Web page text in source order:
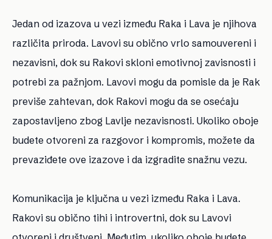
Jedan od izazova u vezi između Raka i Lava je njihova
različita priroda. Lavovi su obično vrlo samouvereni i
nezavisni, dok su Rakovi skloni emotivnoj zavisnosti i
potrebi za pažnjom. Lavovi mogu da pomisle da je Rak
previše zahtevan, dok Rakovi mogu da se osećaju
zapostavljeno zbog Lavlje nezavisnosti. Ukoliko oboje
budete otvoreni za razgovor i kompromis, možete da
prevaziđete ove izazove i da izgradite snažnu vezu.
Komunikacija je ključna u vezi između Raka i Lava.
Rakovi su obično tihi i introvertni, dok su Lavovi